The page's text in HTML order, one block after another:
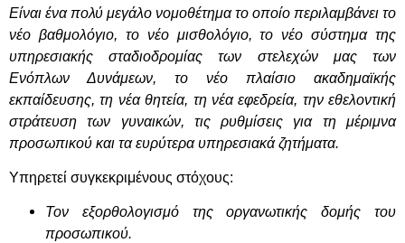
Είναι ένα πολύ μεγάλο νομοθέτημα το οποίο περιλαμβάνει το
νέο βαθμολόγιο, το νέο μισθολόγιο, το νέο σύστημα της
υπηρεσιακής σταδιοδρομίας των στελεχών μας των
Ενόπλων Δυνάμεων, το νέο πλαίσιο ακαδημαϊκής
εκπαίδευσης, τη νέα θητεία, τη νέα εφεδρεία, την εθελοντική
στράτευση των γυναικών, τις ρυθμίσεις για τη μέριμνα
προσωπικού και τα ευρύτερα υπηρεσιακά ζητήματα.
Υπηρετεί συγκεκριμένους στόχους:
Τον εξορθολογισμό της οργανωτικής δομής του
προσωπικού.